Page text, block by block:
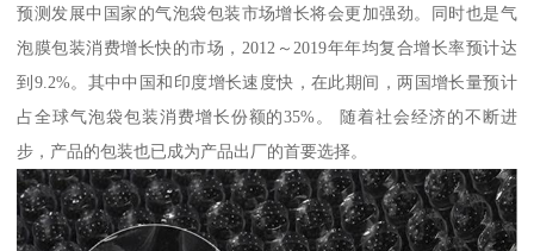
预测发展中国家的气泡袋包装市场增长将会更加强劲。同时也是气
泡膜包装消费增长快的市场，2012～2019年年均复合增长率预计达
到9.2%。其中中国和印度增长速度快，在此期间，两国增长量预计
占全球气泡袋包装消费增长份额的35%。 随着社会经济的不断进
步，产品的包装也已成为产品出厂的首要选择。